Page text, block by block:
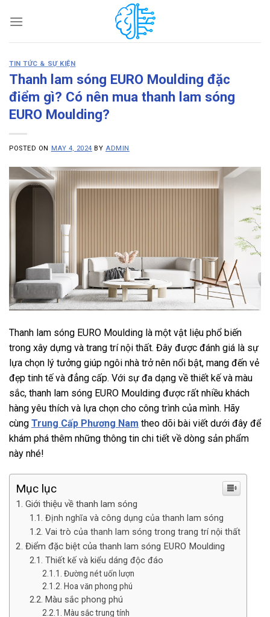
TIN TỨC & SỰ KIỆN
Thanh lam sóng EURO Moulding đặc
điểm gì? Có nên mua thanh lam sóng
EURO Moulding?
POSTED ON MAY 4, 2024 BY ADMIN
Thanh lam sóng EURO Moulding là một vật liệu phổ biến
trong xây dựng và trang trí nội thất. Đây được đánh giá là sự
lựa chọn lý tưởng giúp ngôi nhà trở nên nổi bật, mang đến vẻ
đẹp tinh tế và đẳng cấp. Với sự đa dạng về thiết kế và màu
sắc, thanh lam sóng EURO Moulding được rất nhiều khách
hàng yêu thích và lựa chọn cho công trình của mình. Hãy
cùng Trung Cấp Phương Nam theo dõi bài viết dưới đây để
khám phá thêm những thông tin chi tiết về dòng sản phẩm
này nhé!
Mục lục
Giới thiệu về thanh lam sóng
Định nghĩa và công dụng của thanh lam sóng
Vai trò của thanh lam sóng trong trang trí nội thất
Điểm đặc biệt của thanh lam sóng EURO Moulding
Thiết kế và kiểu dáng độc đáo
Đường nét uốn lượn
Hoa văn phong phú
Màu sắc phong phú
Màu sắc trung tính